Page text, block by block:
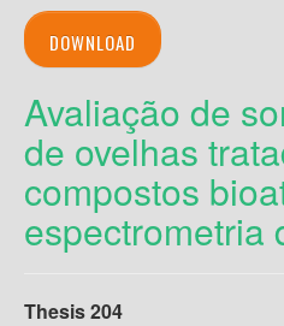
DOWNLOAD
Avaliação de
de ovelhas
compostos
espectrometria
Thesis 204